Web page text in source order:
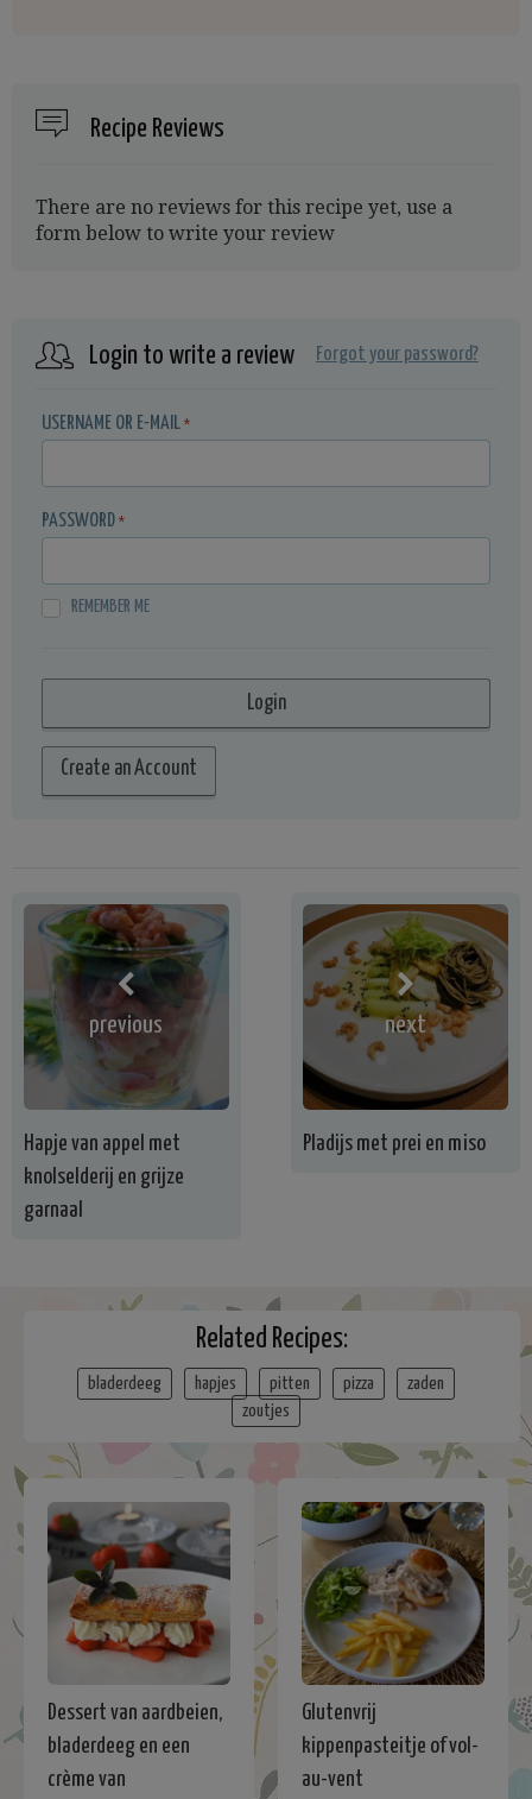
Recipe Reviews
There are no reviews for this recipe yet, use a
form below to write your review
Login to write a review Forgot your password?
USERNAME OR E-MAIL *
PASSWORD *
REMEMBER ME
Create an Account
previous
Hapje van appel met
knolselderij en grijze
garnaal
next
Pladijs met prei en miso
Related Recipes:
bladerdeeg hapjes pitten pizza
zaden
zoutjes
Dessert van aardbeien,
bladerdeeg en een
crème van
Glutenvrij
kippenpasteitje of vol-
au-vent